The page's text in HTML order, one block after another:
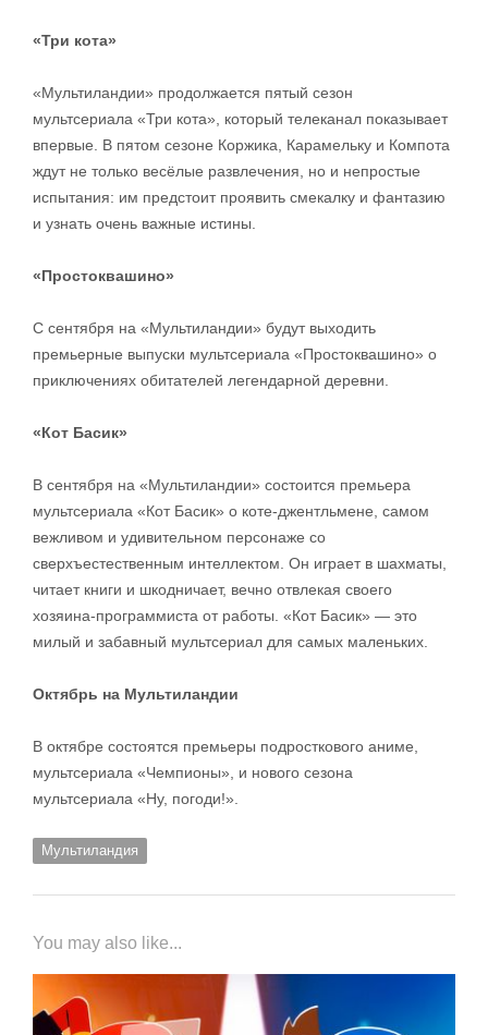
«Три кота»
«Мультиландии» продолжается пятый сезон
мультсериала «Три кота», который телеканал показывает
впервые. В пятом сезоне Коржика, Карамельку и Компота
ждут не только весёлые развлечения, но и непростые
испытания: им предстоит проявить смекалку и фантазию
и узнать очень важные истины.
«Простоквашино»
С сентября на «Мультиландии» будут выходить
премьерные выпуски мультсериала «Простоквашино» о
приключениях обитателей легендарной деревни.
«Кот Басик»
В сентября на «Мультиландии» состоится премьера
мультсериала «Кот Басик» о коте-джентльмене, самом
вежливом и удивительном персонаже со
сверхъестественным интеллектом. Он играет в шахматы,
читает книги и шкодничает, вечно отвлекая своего
хозяина-программиста от работы. «Кот Басик» — это
милый и забавный мультсериал для самых маленьких.
Октябрь на Мультиландии
В октябре состоятся премьеры подросткового аниме,
мультсериала «Чемпионы», и нового сезона
мультсериала «Ну, погоди!».
Мультиландия
You may also like...